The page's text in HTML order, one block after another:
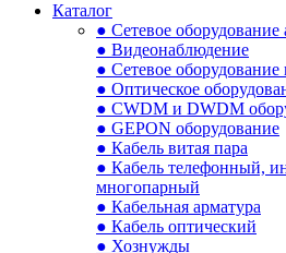
Каталог
● Сетевое оборудование
● Видеонаблюдение
● Сетевое оборудование
● Оптическое
● CWDM и DWDM
● GEPON оборудование
● Кабель витая пара
● Кабель телефонный,
многопарный
● Кабельная арматура
● Кабель оптический
● Хознужды